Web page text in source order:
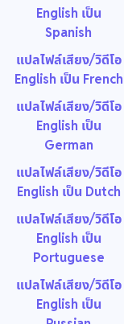
English เป็น
Spanish
แปลไฟล์เสียง/วิดีโอ
English เป็น French
แปลไฟล์เสียง/วิดีโอ
English เป็น
German
แปลไฟล์เสียง/วิดีโอ
English เป็น Dutch
แปลไฟล์เสียง/วิดีโอ
English เป็น
Portuguese
แปลไฟล์เสียง/วิดีโอ
English เป็น